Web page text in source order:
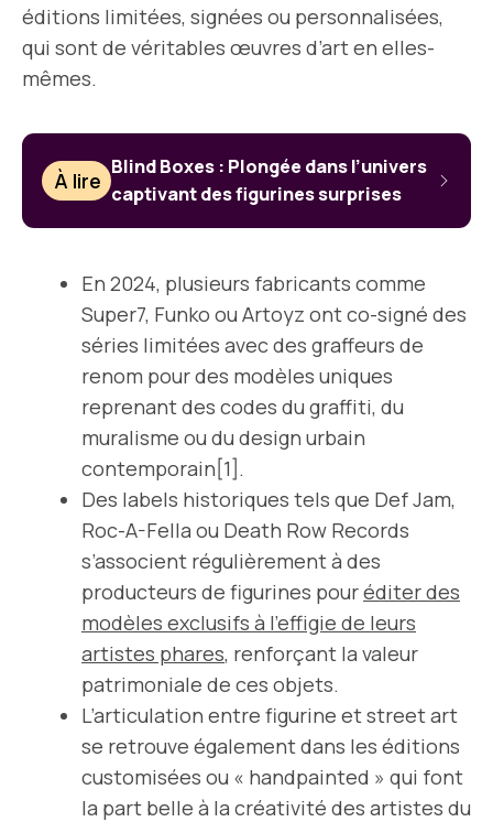
éditions limitées, signées ou personnalisées,
qui sont de véritables œuvres d’art en elles-
mêmes.
À lire
Blind Boxes : Plongée dans l’univers
captivant des figurines surprises
En 2024, plusieurs fabricants comme
Super7, Funko ou Artoyz ont co-signé des
séries limitées avec des graffeurs de
renom pour des modèles uniques
reprenant des codes du graffiti, du
muralisme ou du design urbain
contemporain[1].
Des labels historiques tels que Def Jam,
Roc-A-Fella ou Death Row Records
s’associent régulièrement à des
producteurs de figurines pouréditer des
modèles exclusifs à l’effigie de leurs
artistes phares, renforçant la valeur
patrimoniale de ces objets.
L’articulation entre figurine et street art
se retrouve également dans les éditions
customisées ou « handpainted » qui font
la part belle à la créativité des artistes du